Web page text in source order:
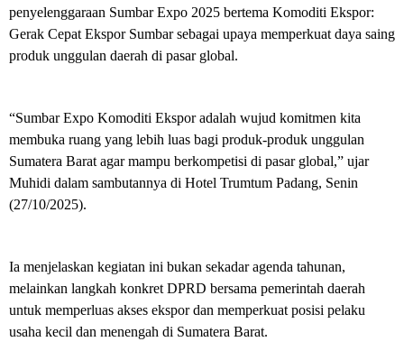
a
k
e
E
k
s
o
K
e
b
n
penyelenggaraan Sumbar Expo 2025 bertema Komoditi Ekspor:
Gerak Cepat Ekspor Sumbar sebagai upaya memperkuat daya saing
produk unggulan daerah di pasar global.
“Sumbar Expo Komoditi Ekspor adalah wujud komitmen kita
membuka ruang yang lebih luas bagi produk-produk unggulan
Sumatera Barat agar mampu berkompetisi di pasar global,” ujar
Muhidi dalam sambutannya di Hotel Trumtum Padang, Senin
(27/10/2025).
Ia menjelaskan kegiatan ini bukan sekadar agenda tahunan,
melainkan langkah konkret DPRD bersama pemerintah daerah
untuk memperluas akses ekspor dan memperkuat posisi pelaku
usaha kecil dan menengah di Sumatera Barat.